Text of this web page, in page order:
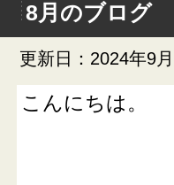
8月のブログ
更新日：2024年9
こんにちは。